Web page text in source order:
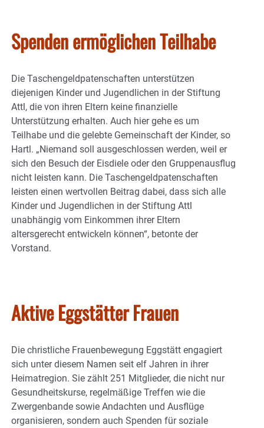
Spenden ermöglichen Teilhabe
Die Taschengeldpatenschaften unterstützen
diejenigen Kinder und Jugendlichen in der Stiftung
Attl, die von ihren Eltern keine finanzielle
Unterstützung erhalten. Auch hier gehe es um
Teilhabe und die gelebte Gemeinschaft der Kinder, so
Hartl. „Niemand soll ausgeschlossen werden, weil er
sich den Besuch der Eisdiele oder den Gruppenausflug
nicht leisten kann. Die Taschengeldpatenschaften
leisten einen wertvollen Beitrag dabei, dass sich alle
Kinder und Jugendlichen in der Stiftung Attl
unabhängig vom Einkommen ihrer Eltern
altersgerecht entwickeln können“, betonte der
Vorstand.
Aktive Eggstätter Frauen
Die christliche Frauenbewegung Eggstätt engagiert
sich unter diesem Namen seit elf Jahren in ihrer
Heimatregion. Sie zählt 251 Mitglieder, die nicht nur
Gesundheitskurse, regelmäßige Treffen wie die
Zwergenbande sowie Andachten und Ausflüge
organisieren, sondern auch Spenden für soziale